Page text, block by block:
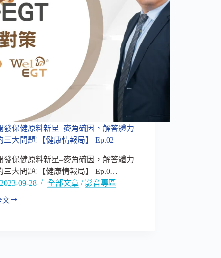
發保健原料新星–麥角硫因，解答體力
三大問題!【健康情報局】 Ep.02
發保健原料新星–麥角硫因，解答體力
三大問題!【健康情報局】 Ep.0…
2023-09-28
全部文章 / 影音專區
文